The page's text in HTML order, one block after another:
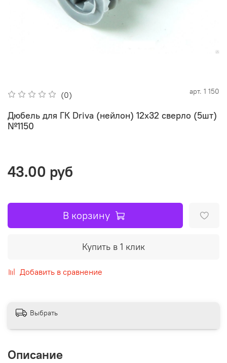
(0) арт. 1 150
Дюбель для ГК Driva (нейлон) 12х32 сверло (5шт)
№1150
43.00 руб
В корзину
Купить в 1 клик
Добавить в сравнение
Выбрать
Описание